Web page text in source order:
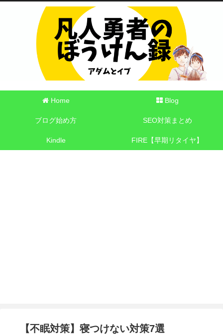
Home Blog
ブログ始め方 SEO対策まとめ
Kindle FIRE【早期リタイヤ】
【不眠対策】寝つけない対策7選